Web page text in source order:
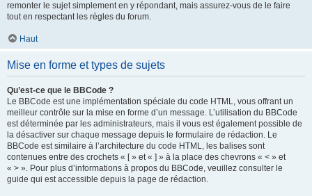
remonter le sujet simplement en y répondant, mais assurez-vous de le faire
tout en respectant les règles du forum.
Haut
Mise en forme et types de sujets
Qu’est-ce que le BBCode ?
Le BBCode est une implémentation spéciale du code HTML, vous offrant un
meilleur contrôle sur la mise en forme d’un message. L’utilisation du BBCode
est déterminée par les administrateurs, mais il vous est également possible de
la désactiver sur chaque message depuis le formulaire de rédaction. Le
BBCode est similaire à l’architecture du code HTML, les balises sont
contenues entre des crochets « [ » et « ] » à la place des chevrons « < » et
« > ». Pour plus d’informations à propos du BBCode, veuillez consulter le
guide qui est accessible depuis la page de rédaction.